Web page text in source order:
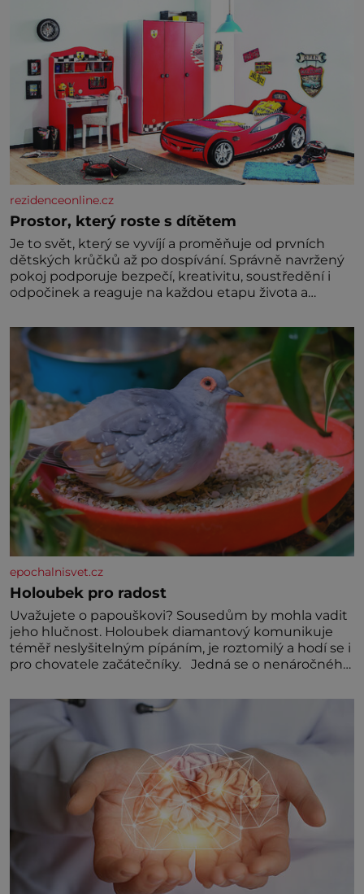
rezidenceonline.cz
Prostor, který roste s dítětem
Je to svět, který se vyvíjí a proměňuje od prvních
dětských krůčků až po dospívání. Správně navržený
pokoj podporuje bezpečí, kreativitu, soustředění i
odpočinek a reaguje na každou etapu života a
jednoduchost, měkkost a bezpečí, proto by pokoj
miminka měl působit především klidně a útulně.
Předškolní věk je
epochalnisvet.cz
Holoubek pro radost
Uvažujete o papouškovi? Sousedům by mohla vadit
jeho hlučnost. Holoubek diamantový komunikuje
téměř neslyšitelným pípáním, je roztomilý a hodí se i
pro chovatele začátečníky. Jedná se o nenáročného
Hodně času tráví na zemi, kde sbírá zbytky semínek
Jeho domovinou je prakticky celá Austrálie s
výjimkou pobřežní oblasti.